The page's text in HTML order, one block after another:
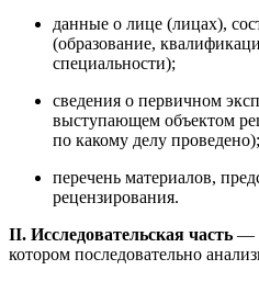
данные о лице (лицах),
(образование,
специальности);
сведения о первичном
выступающем объектом
по какому делу проведено);
перечень материалов,
рецензирования.
II. Исследовательская часть —
котором последовательно